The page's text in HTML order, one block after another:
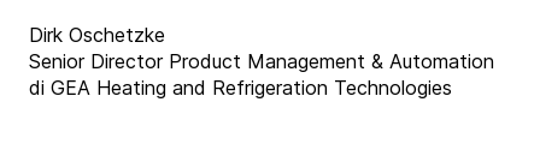
Dirk Oschetzke
Senior Director Product Management & Automation
di GEA Heating and Refrigeration Technologies